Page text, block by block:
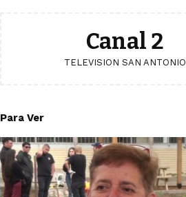
Canal 2
TELEVISION SAN ANTONIO
Para Ver